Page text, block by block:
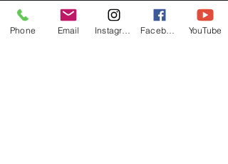
日時・場所
Phone Email YouTube